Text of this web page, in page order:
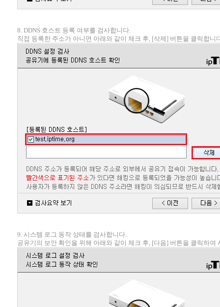
8. DDNS 호스트 등록 여부를 검사합니다.
직접 등록한 주소가 아니면 아래와 같이 체크 후, [삭제] 버튼을 클릭합니
9. 시스템 로그 동작 상태를 검사합니다.
공유기의 보안 확인을 위해 아래와 같이 체크 후, [다음] 버튼을 클릭하여